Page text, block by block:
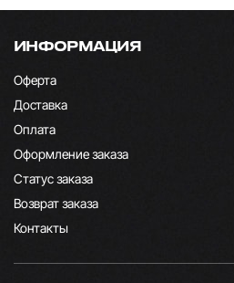
ИНФОРМАЦИЯ
Оферта
Доставка
Оплата
Оформление заказа
Статус заказа
Возврат заказа
Контакты